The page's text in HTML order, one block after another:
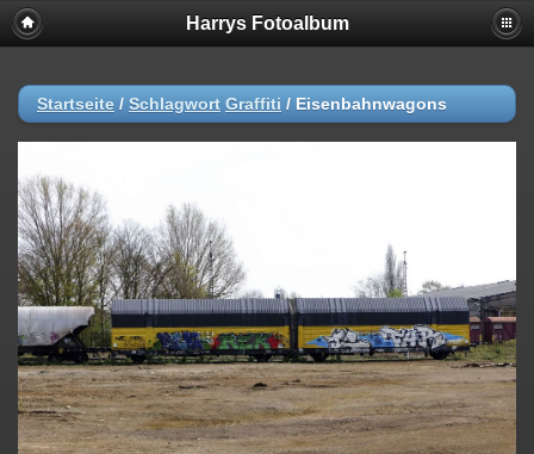
Harrys Fotoalbum
Startseite / Schlagwort Graffiti / Eisenbahnwagons